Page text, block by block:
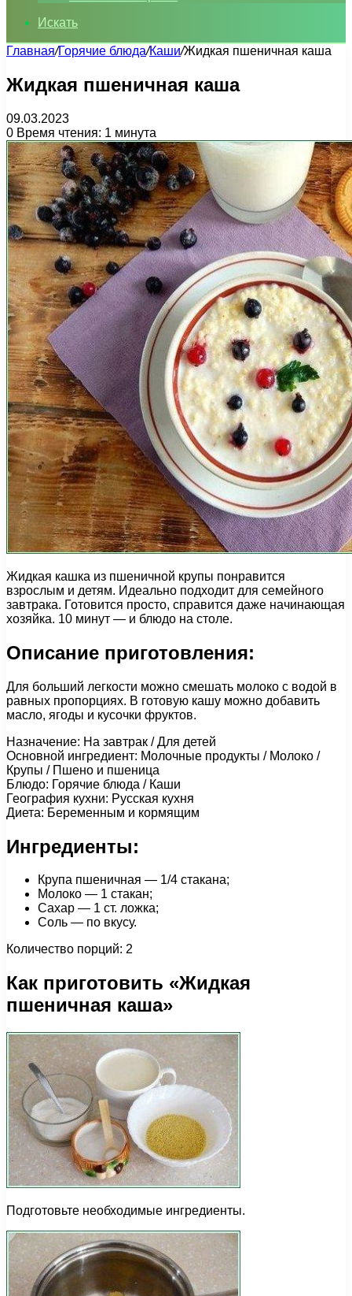
Искать
Главная/Горячие блюда/Каши/Жидкая пшеничная каша
Жидкая пшеничная каша
09.03.2023
0 Время чтения: 1 минута
Жидкая кашка из пшеничной крупы понравится
взрослым и детям. Идеально подходит для семейного
завтрака. Готовится просто, справится даже начинающая
хозяйка. 10 минут — и блюдо на столе.
Описание приготовления:
Для больший легкости можно смешать молоко с водой в
равных пропорциях. В готовую кашу можно добавить
масло, ягоды и кусочки фруктов.
Назначение: На завтрак / Для детей
Основной ингредиент: Молочные продукты / Молоко /
Крупы / Пшено и пшеница
Блюдо: Горячие блюда / Каши
География кухни: Русская кухня
Диета: Беременным и кормящим
Ингредиенты:
Крупа пшеничная — 1/4 стакана;
Молоко — 1 стакан;
Сахар — 1 ст. ложка;
Соль — по вкусу.
Количество порций: 2
Как приготовить «Жидкая
пшеничная каша»
Подготовьте необходимые ингредиенты.